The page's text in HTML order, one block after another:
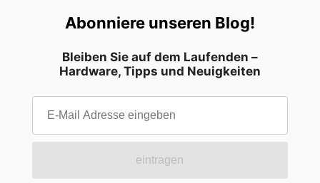
Abonniere unseren Blog!
Bleiben Sie auf dem Laufenden –
Hardware, Tipps und Neuigkeiten
eintragen